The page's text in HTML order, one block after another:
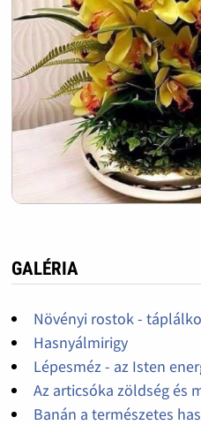
GALÉRIA
Növényi rostok -
Hasnyálmirigy
Lépesméz - az Isten
Az articsóka zöldség és
Banán a természetes